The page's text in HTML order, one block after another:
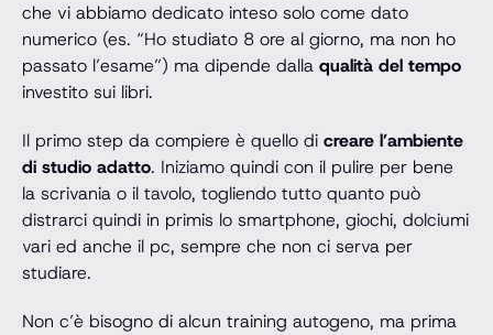
che vi abbiamo dedicato inteso solo come dato
numerico (es. “Ho studiato 8 ore al giorno, ma non ho
passato l’esame”) ma dipende dalla qualità del tempo
investito sui libri.
Il primo step da compiere è quello di creare l’ambiente
di studio adatto. Iniziamo quindi con il pulire per bene
la scrivania o il tavolo, togliendo tutto quanto può
distrarci quindi in primis lo smartphone, giochi, dolciumi
vari ed anche il pc, sempre che non ci serva per
studiare.
Non c’è bisogno di alcun training autogeno, ma prima